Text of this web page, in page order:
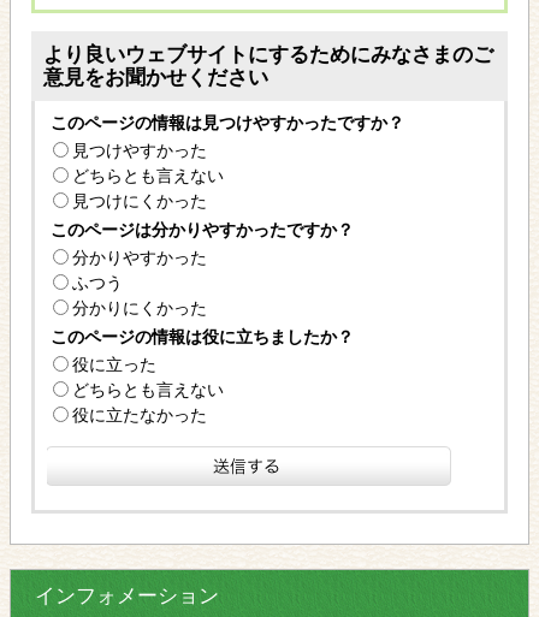
より良いウェブサイトにするためにみなさまのご
意見をお聞かせください
このページの情報は見つけやすかったですか？
見つけやすかった
どちらとも言えない
見つけにくかった
このページは分かりやすかったですか？
分かりやすかった
ふつう
分かりにくかった
このページの情報は役に立ちましたか？
役に立った
どちらとも言えない
役に立たなかった
インフォメーション